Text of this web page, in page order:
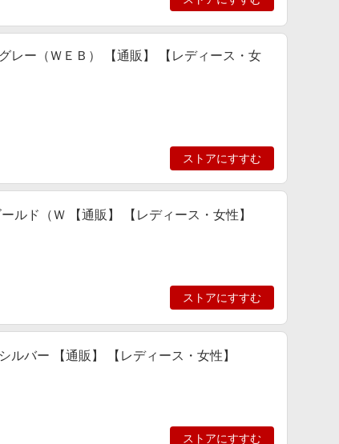
レー（ＷＥＢ） 【通販】 【レディース・女
ストアにすすむ
ルド（Ｗ 【通販】 【レディース・女性】
ストアにすすむ
バー 【通販】 【レディース・女性】
ストアにすすむ